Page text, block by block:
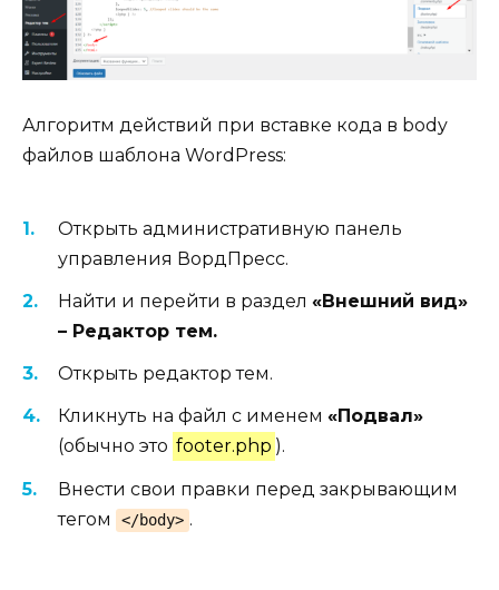
Алгоритм действий при вставке кода в body
файлов шаблона WordPress:
Открыть административную панель
управления ВордПресс.
Найти и перейти в раздел «Внешний вид»
– Редактор тем.
Открыть редактор тем.
Кликнуть на файл с именем «Подвал»
(обычно это footer.php ).
Внести свои правки перед закрывающим
тегом
</body> .